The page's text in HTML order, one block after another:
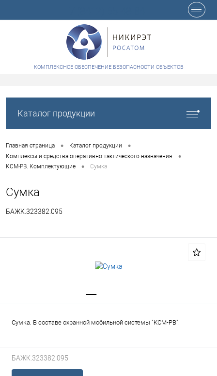
КОМПЛЕКСНОЕ ОБЕСПЕЧЕНИЕ БЕЗОПАСНОСТИ ОБЪЕКТОВ
Каталог продукции
Главная страница • Каталог продукции •
Комплексы и средства оперативно-тактического назначения •
КСМ-РВ. Комплектующие • Сумка
Сумка
БАЖК.323382.095
Сумка. В составе охранной мобильной системы "КСМ-РВ".
БАЖК.323382.095